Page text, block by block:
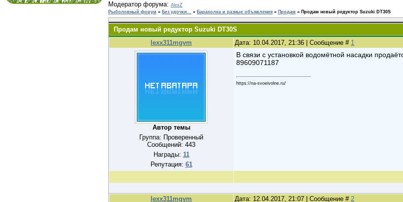
Модератор форума: AlexZ
Рыболовный форум » Без удочки... » Барахолка и разные объявления » Продам » Продам новый редуктор Suzuki DT30S
Продам новый редуктор Suzuki DT30S
lexx311mgvm
Дата: 10.04.2017, 21:36 | Сообщение # 1
Автор темы
Группа: Проверенный
Сообщений: 443
Награды: 11
Репутация: 61
В связи с установкой водомётной насадки
89609071187
https://na-svoeivolne.ru/
lexx311mgvm Дата: 12.04.2017, 21:07 | Сообщение # 2